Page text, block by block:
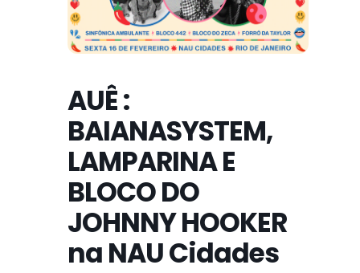
AUÊ :
BAIANASYSTEM,
LAMPARINA E
BLOCO DO
JOHNNY HOOKER
na NAU Cidades